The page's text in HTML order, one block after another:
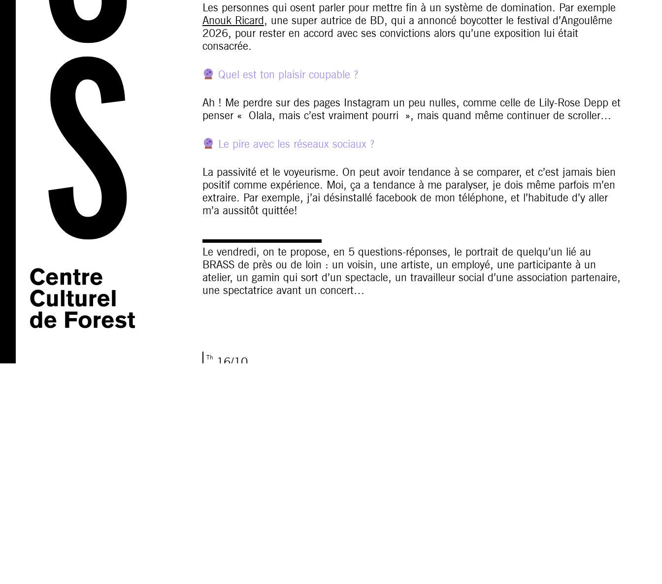
Les personnes qui osent parler pour mettre fin à un système de domination. Par exemple
Anouk Ricard, une super autrice de BD, qui a annoncé boycotter le festival d’Angoulême
2026, pour rester en accord avec ses convictions alors qu’une exposition lui était
consacrée.
Quel est ton plaisir coupable ?
Ah ! Me perdre sur des pages Instagram un peu nulles, comme celle de Lily-Rose Depp et
penser « Olala, mais c’est vraiment pourri », mais quand même continuer de scroller…
Le pire avec les réseaux sociaux ?
La passivité et le voyeurisme. On peut avoir tendance à se comparer, et c’est jamais bien
positif comme expérience. Moi, ça a tendance à me paralyser, je dois même parfois m’en
extraire. Par exemple, j’ai désinstallé facebook de mon téléphone, et l’habitude d’y aller
m’a aussitôt quittée!
▬▬▬▬▬▬▬▬▬▬▬
Le vendredi, on te propose, en 5 questions-réponses, le portrait de quelqu’un lié au
BRASS de près ou de loin : un voisin, une artiste, un employé, une participante à un
atelier, un gamin qui sort d’un spectacle, un travailleur social d’une association partenaire,
une spectatrice avant un concert…
Th 16/10